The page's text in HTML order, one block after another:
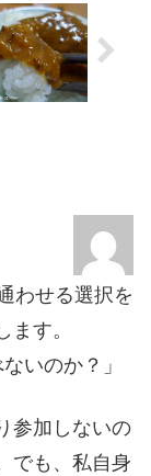
わせる選択を
す。
いのか？」
参加しないの
でも、私自身